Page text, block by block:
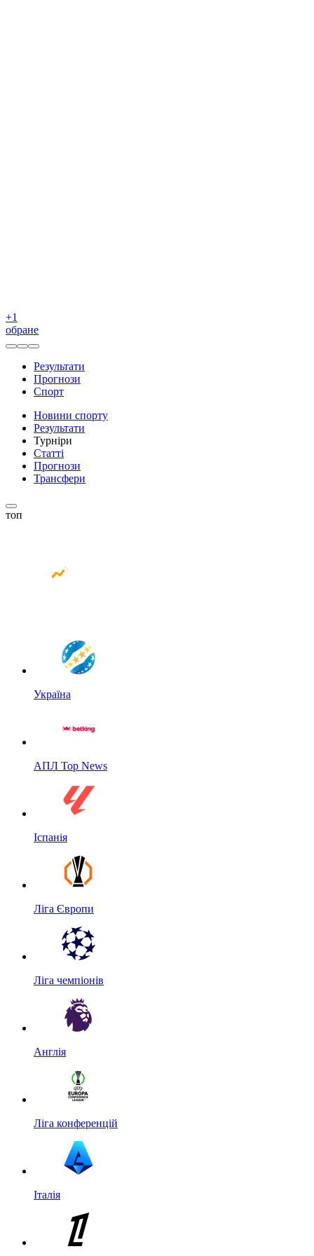
+1
обране
Результати
Прогнози
Спорт
Новини спорту
Результати
Турніри
Статті
Прогнози
Трансфери
топ
Україна
АПЛ Top News
Іспанія
Ліга Європи
Ліга чемпіонів
Англія
Ліга конференцій
Італія